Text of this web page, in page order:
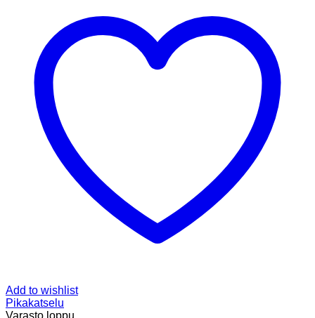
Add to wishlist
Pikakatselu
Varasto loppu